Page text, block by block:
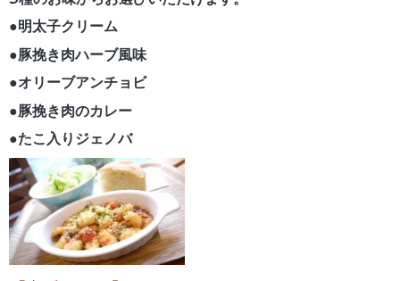
●明太子クリーム
●豚挽き肉ハーブ風味
●オリーブアンチョビ
●豚挽き肉のカレー
●たこ入りジェノバ